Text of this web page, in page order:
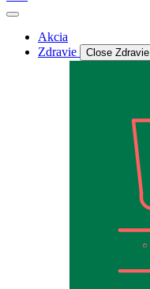
Akcia
Zdravie
Close Zdravie